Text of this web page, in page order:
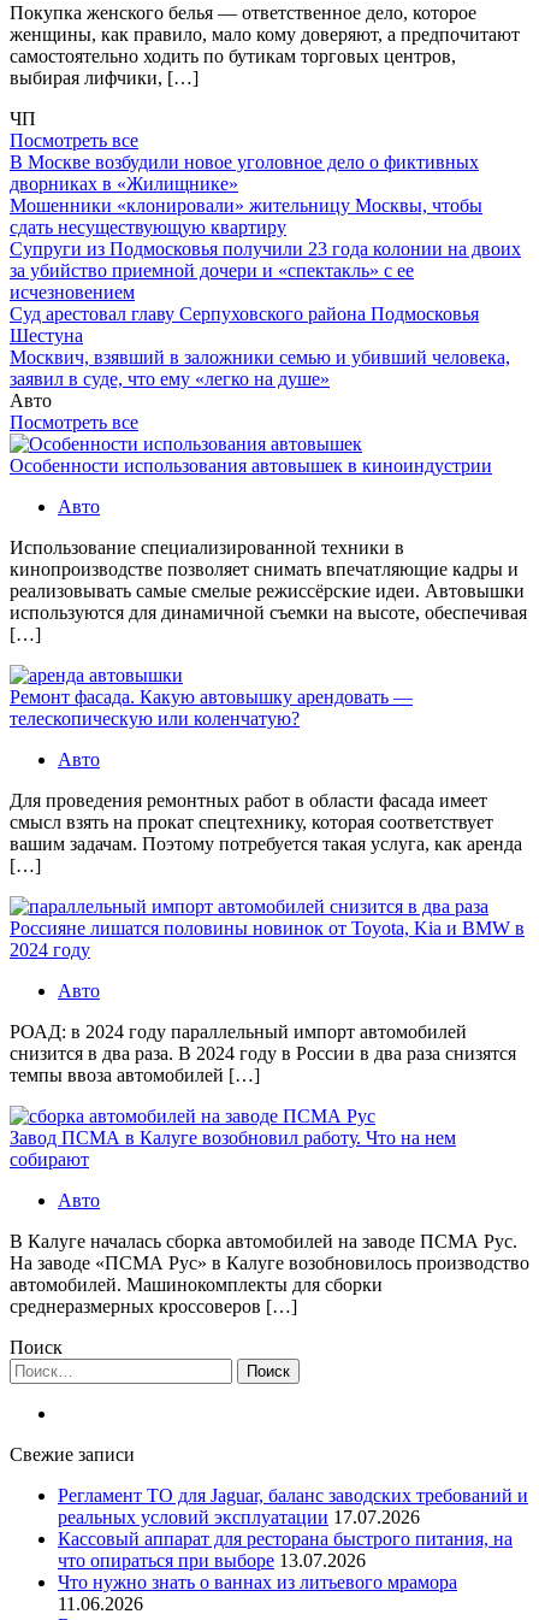
Покупка женского белья — ответственное дело, которое
женщины, как правило, мало кому доверяют, а предпочитают
самостоятельно ходить по бутикам торговых центров,
выбирая лифчики, […]
ЧП
Посмотреть все
В Москве возбудили новое уголовное дело о фиктивных
дворниках в «Жилищнике»
Мошенники «клонировали» жительницу Москвы, чтобы
сдать несуществующую квартиру
Супруги из Подмосковья получили 23 года колонии на двоих
за убийство приемной дочери и «спектакль» с ее
исчезновением
Суд арестовал главу Серпуховского района Подмосковья
Шестуна
Москвич, взявший в заложники семью и убивший человека,
заявил в суде, что ему «легко на душе»
Авто
Посмотреть все
Особенности использования автовышек в киноиндустрии
Авто
Использование специализированной техники в
кинопроизводстве позволяет снимать впечатляющие кадры и
реализовывать самые смелые режиссёрские идеи. Автовышки
используются для динамичной съемки на высоте, обеспечивая
[…]
Ремонт фасада. Какую автовышку арендовать —
телескопическую или коленчатую?
Авто
Для проведения ремонтных работ в области фасада имеет
смысл взять на прокат спецтехнику, которая соответствует
вашим задачам. Поэтому потребуется такая услуга, как аренда
[…]
Россияне лишатся половины новинок от Toyota, Kia и BMW в
2024 году
Авто
РОАД: в 2024 году параллельный импорт автомобилей
снизится в два раза. В 2024 году в России в два раза снизятся
темпы ввоза автомобилей […]
Завод ПСМА в Калуге возобновил работу. Что на нем
собирают
Авто
В Калуге началась сборка автомобилей на заводе ПСМА Рус.
На заводе «ПСМА Рус» в Калуге возобновилось производство
автомобилей. Машинокомплекты для сборки
среднеразмерных кроссоверов […]
Поиск
Найти:
Свежие записи
Регламент ТО для Jaguar, баланс заводских требований и
реальных условий эксплуатации 17.07.2026
Кассовый аппарат для ресторана быстрого питания, на
что опираться при выборе 13.07.2026
Что нужно знать о ваннах из литьевого мрамора
11.06.2026